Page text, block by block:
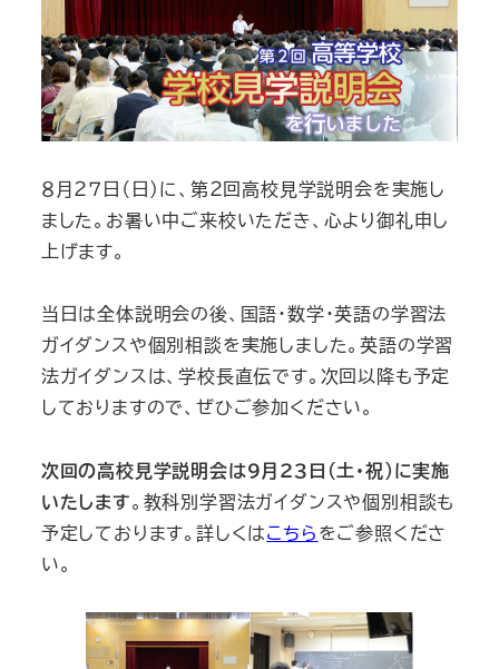
８月２７日（日）に、第２回高校見学説明会を実施し
ました。お暑い中ご来校いただき、心より御礼申し
上げます。
当日は全体説明会の後、国語・数学・英語の学習法
ガイダンスや個別相談を実施しました。英語の学習
法ガイダンスは、学校長直伝です。次回以降も予定
しておりますので、ぜひご参加ください。
次回の高校見学説明会は９月２３日（土・祝）に実施
いたします。教科別学習法ガイダンスや個別相談も
予定しております。詳しくはこちら をご参照くださ
い。